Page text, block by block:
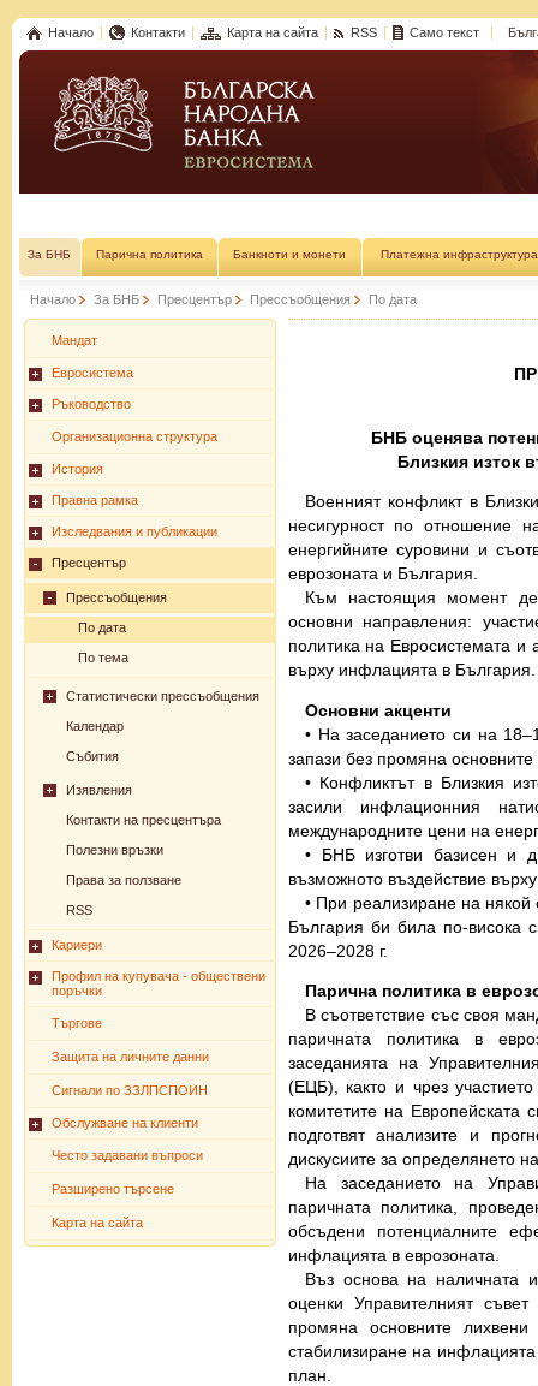
Начало Контакти Карта на сайта RSS Само текст
За БНБ Парична политика Банкноти и монети Платежна инфраструктура
Начало За БНБ Пресцентър Прессъобщения По дата
Мандат
Евросистема
Ръководство
Организационна структура
История
Правна рамка
Изследвания и публикации
Пресцентър
Прессъобщения
По дата
По тема
Статистически прессъобщения
Календар
Събития
Изявления
Контакти на пресцентъра
Полезни връзки
Права за ползване
RSS
Кариери
Профил на купувача - обществени
поръчки
Търгове
Защита на личните данни
Сигнали по ЗЗЛПСПОИН
Обслужване на клиенти
Често задавани въпроси
Разширено търсене
Карта на сайта
БНБ оценява
Близкия изток
Военният конфликт в
несигурност по отношение
енергийните суровини и
еврозоната и България.
Към настоящия момент
основни направления:
политика на Евросистемата и
върху инфлацията в България.
Основни акценти
• На заседанието си на
запази без промяна
• Конфликтът в Близкия
засили инфлационния
международните цени на
• БНБ изготви базисен и
възможното въздействие
• При реализиране на
България би била по-висока
2026–2028 г.
Парична политика в
В съответствие със своя
паричната политика в
заседанията на
(ЕЦБ), както и чрез
комитетите на Европейската
подготвят анализите и
дискусиите за определянето
На заседанието на
паричната политика,
обсъдени потенциалните
инфлацията в еврозоната.
Въз основа на наличната
оценки Управителният
промяна основните
стабилизиране на
план.